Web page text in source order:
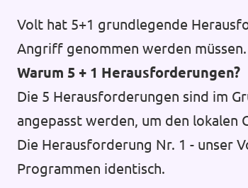
Volt hat 5+1 grundlegende
Angriff genommen werden müssen.
Warum 5 + 1 Herausforderungen?
Die 5 Herausforderungen sind im
angepasst werden, um den lokalen
Die Herausforderung Nr. 1 - unser
Programmen identisch.